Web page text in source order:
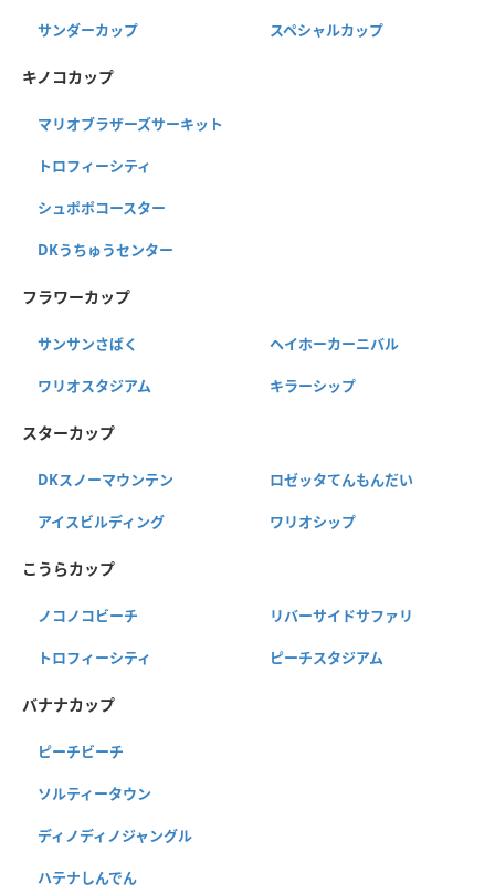
サンダーカップ スペシャルカップ
キノコカップ
マリオブラザーズサーキット
トロフィーシティ
シュポポコースター
DKうちゅうセンター
フラワーカップ
サンサンさばく ヘイホーカーニバル
ワリオスタジアム キラーシップ
スターカップ
DKスノーマウンテン ロゼッタてんもんだい
アイスビルディング ワリオシップ
こうらカップ
ノコノコビーチ リバーサイドサファリ
トロフィーシティ ピーチスタジアム
バナナカップ
ピーチビーチ
ソルティータウン
ディノディノジャングル
ハテナしんでん